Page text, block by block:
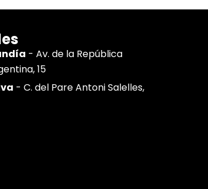
- Av. de la República
15
- C. del Pare Antoni Salelles,